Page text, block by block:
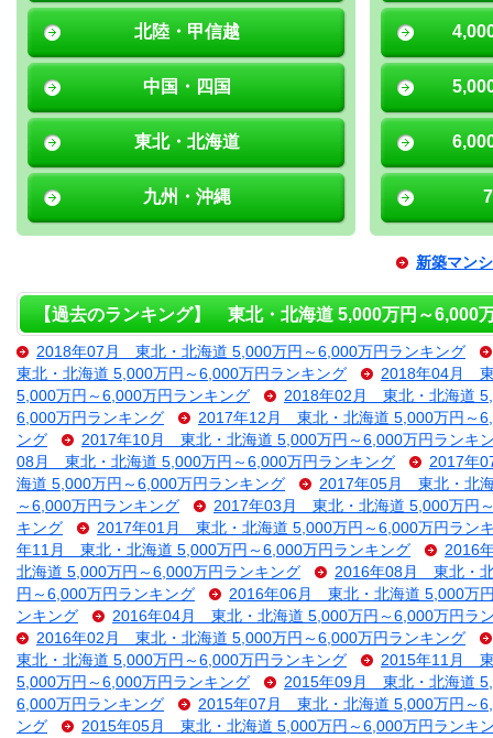
北陸・甲信越
中国・四国
東北・北海道
九州・沖縄
新築マン
【過去のランキング】 東北・北海道 5,000万円～6,000
2018年07月 東北・北海道 5,000万円～6,000万円ランキング
東北・北海道 5,000万円～6,000万円ランキング
2018年04月 東
5,000万円～6,000万円ランキング
2018年02月 東北・北海道
6,000万円ランキング
2017年12月 東北・北海道 5,000万円～
ング
2017年10月 東北・北海道 5,000万円～6,000万円ランキ
08月 東北・北海道 5,000万円～6,000万円ランキング
2017年
海道 5,000万円～6,000万円ランキング
2017年05月 東北・北
～6,000万円ランキング
2017年03月 東北・北海道 5,000万円
キング
2017年01月 東北・北海道 5,000万円～6,000万円ラン
年11月 東北・北海道 5,000万円～6,000万円ランキング
2016
北海道 5,000万円～6,000万円ランキング
2016年08月 東北・
円～6,000万円ランキング
2016年06月 東北・北海道 5,000万
ンキング
2016年04月 東北・北海道 5,000万円～6,000万円ラ
2016年02月 東北・北海道 5,000万円～6,000万円ランキング
東北・北海道 5,000万円～6,000万円ランキング
2015年11月 東
5,000万円～6,000万円ランキング
2015年09月 東北・北海道
6,000万円ランキング
2015年07月 東北・北海道 5,000万円～
ング
2015年05月 東北・北海道 5,000万円～6,000万円ランキ